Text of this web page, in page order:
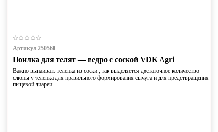
Артикул 250560
Поилка для телят — ведро с соской VDK Agri
Важно выпаивать теленка из соски , так выделяется достаточное количество
слюны у теленка для правильного формирования сычуга и для предотвращения
пищевой диареи.